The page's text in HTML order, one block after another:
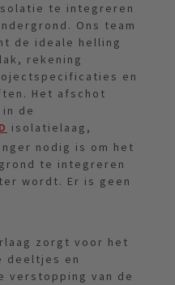
te integreren
Ons team
de ideale helling
rekening
en
Het afschot
de
isolatielaag,
nodig is om het
te integreren
wordt. Er is geen
zorgt voor het
deeltjes en
verstopping van de